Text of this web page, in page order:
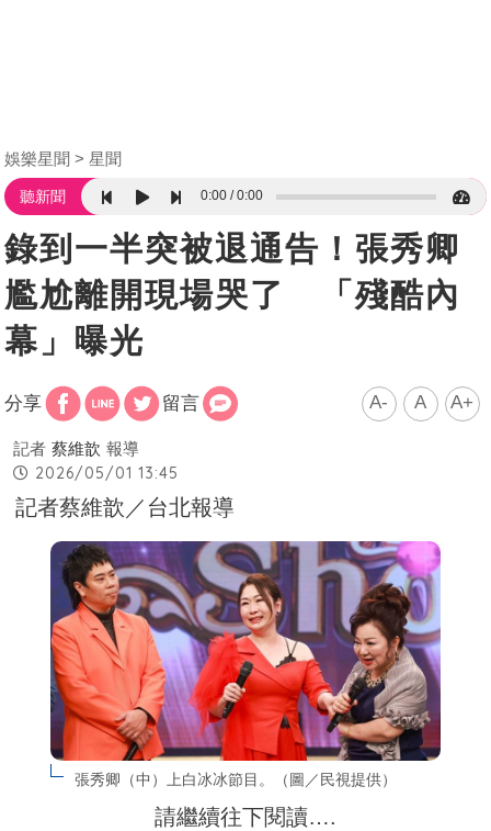
娛樂星聞 星聞
聽新聞 0:00 0:00
錄到一半突被退通告！張秀卿
尷尬離開現場哭了 「殘酷內
幕」曝光
分享 留言 A- A A+
記者 蔡維歆 報導
2026/05/01 13:45
記者蔡維歆／台北報導
張秀卿（中）上白冰冰節目。（圖／民視提供）
請繼續往下閱讀….